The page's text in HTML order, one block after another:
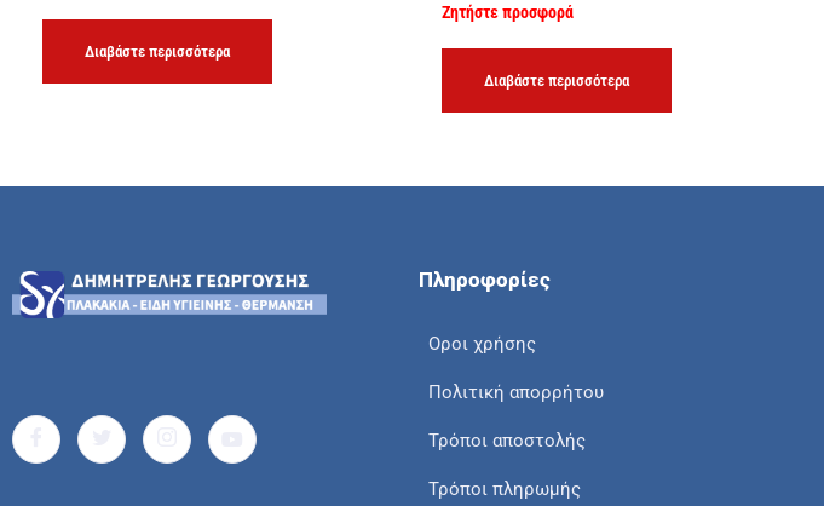
Διαβάστε περισσότερα
Ζητήστε προσφορά
Διαβάστε περισσότερα
Πληροφορίες
Οροι χρήσης
Πολιτική απορρήτου
Τρόποι αποστολής
Τρόποι πληρωμής